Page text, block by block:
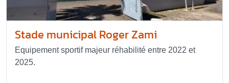
Stade municipal Roger Zami
Equipement sportif majeur réhabilité entre 2022 et
2025.